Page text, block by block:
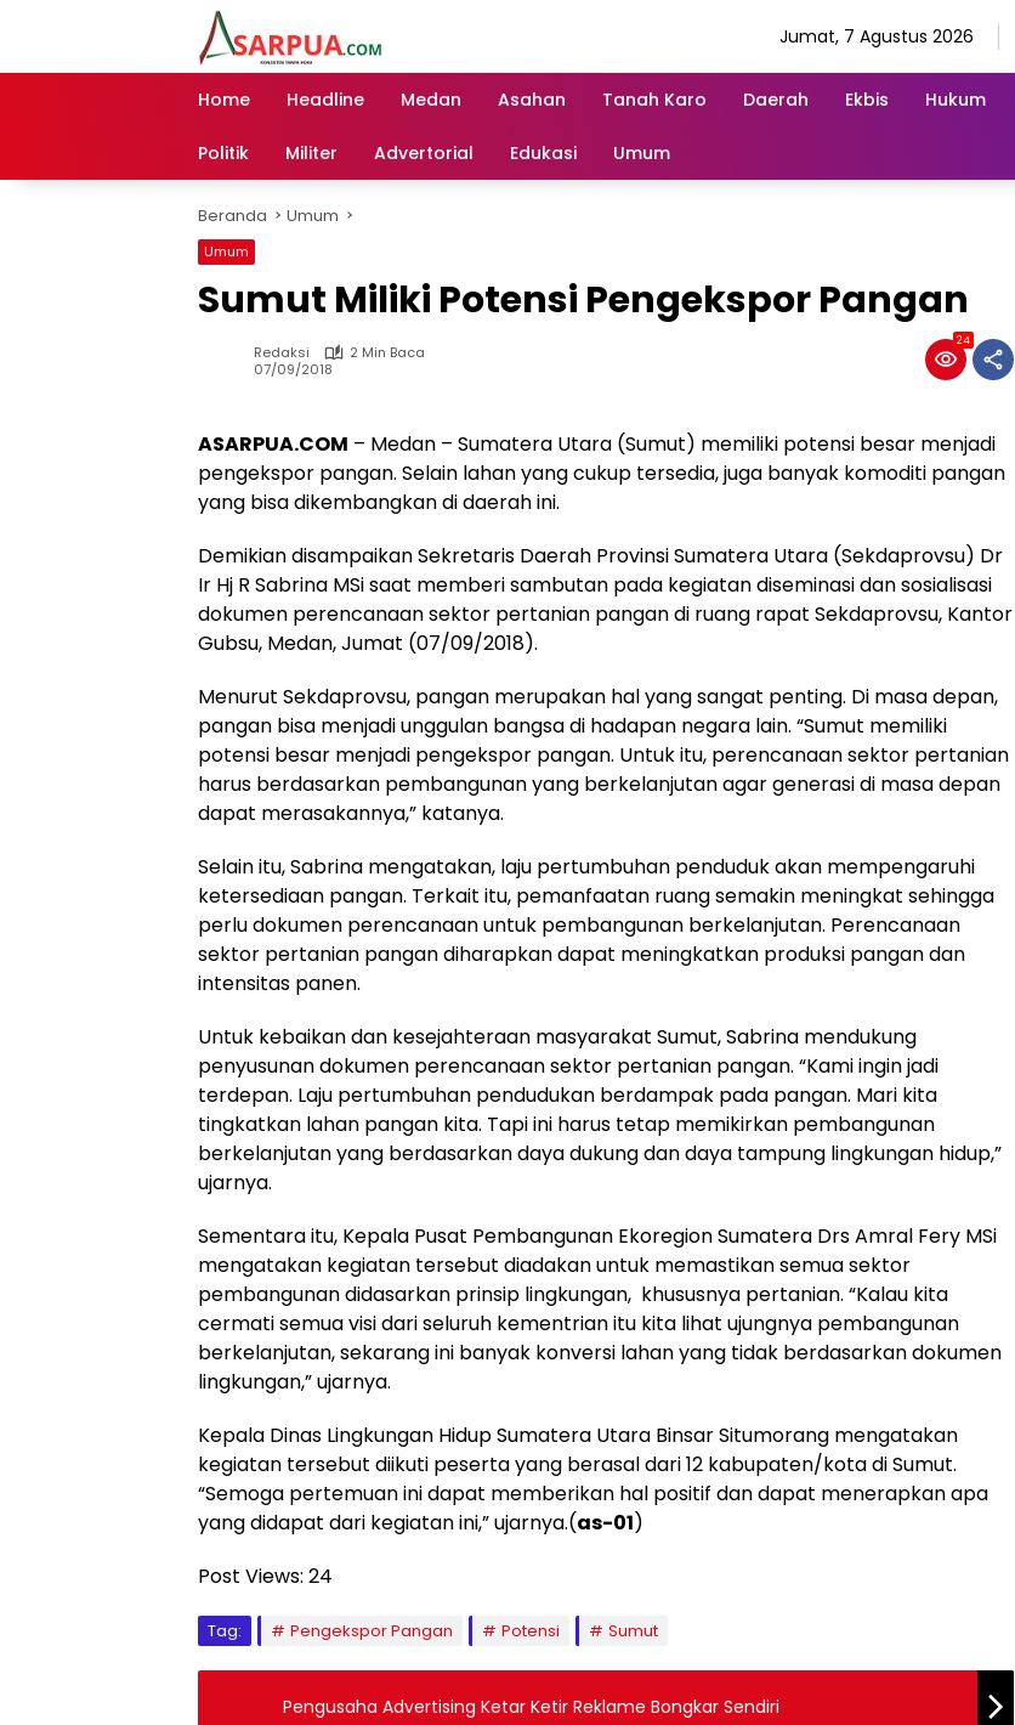
Jumat, 7 Agustus 2026
Home Headline Medan Asahan Tanah Karo Daerah Ekbis Hukum
Politik Militer Advertorial Edukasi Umum
Beranda Umum
Umum
Sumut Miliki Potensi Pengekspor Pangan
Redaksi
2 Min Baca
07/09/2018
24
ASARPUA.COM – Medan – Sumatera Utara (Sumut) memiliki potensi besar menjadi
pengekspor pangan. Selain lahan yang cukup tersedia, juga banyak komoditi pangan
yang bisa dikembangkan di daerah ini.
Demikian disampaikan Sekretaris Daerah Provinsi Sumatera Utara (Sekdaprovsu) Dr
Ir Hj R Sabrina MSi saat memberi sambutan pada kegiatan diseminasi dan sosialisasi
dokumen perencanaan sektor pertanian pangan di ruang rapat Sekdaprovsu, Kantor
Gubsu, Medan, Jumat (07/09/2018).
Menurut Sekdaprovsu, pangan merupakan hal yang sangat penting. Di masa depan,
pangan bisa menjadi unggulan bangsa di hadapan negara lain. “Sumut memiliki
potensi besar menjadi pengekspor pangan. Untuk itu, perencanaan sektor pertanian
harus berdasarkan pembangunan yang berkelanjutan agar generasi di masa depan
dapat merasakannya,” katanya.
Selain itu, Sabrina mengatakan, laju pertumbuhan penduduk akan mempengaruhi
ketersediaan pangan. Terkait itu, pemanfaatan ruang semakin meningkat sehingga
perlu dokumen perencanaan untuk pembangunan berkelanjutan. Perencanaan
sektor pertanian pangan diharapkan dapat meningkatkan produksi pangan dan
intensitas panen.
Untuk kebaikan dan kesejahteraan masyarakat Sumut, Sabrina mendukung
penyusunan dokumen perencanaan sektor pertanian pangan. “Kami ingin jadi
terdepan. Laju pertumbuhan pendudukan berdampak pada pangan. Mari kita
tingkatkan lahan pangan kita. Tapi ini harus tetap memikirkan pembangunan
berkelanjutan yang berdasarkan daya dukung dan daya tampung lingkungan hidup,”
ujarnya.
Sementara itu, Kepala Pusat Pembangunan Ekoregion Sumatera Drs Amral Fery MSi
mengatakan kegiatan tersebut diadakan untuk memastikan semua sektor
pembangunan didasarkan prinsip lingkungan, khususnya pertanian. “Kalau kita
cermati semua visi dari seluruh kementrian itu kita lihat ujungnya pembangunan
berkelanjutan, sekarang ini banyak konversi lahan yang tidak berdasarkan dokumen
lingkungan,” ujarnya.
Kepala Dinas Lingkungan Hidup Sumatera Utara Binsar Situmorang mengatakan
kegiatan tersebut diikuti peserta yang berasal dari 12 kabupaten/kota di Sumut.
“Semoga pertemuan ini dapat memberikan hal positif dan dapat menerapkan apa
yang didapat dari kegiatan ini,” ujarnya.(as-01)
Post Views: 24
Tag: Pengekspor Pangan Potensi Sumut
Pengusaha Advertising Ketar Ketir Reklame Bongkar Sendiri